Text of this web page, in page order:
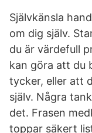
Självkänsla
om dig själv.
du är värdefull
kan göra att du
tycker, eller att
själv. Några
det. Frasen
toppar säkert